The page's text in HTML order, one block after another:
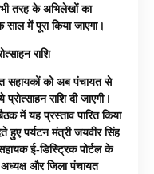
तरह के अभिलेखों का
में पूरा किया जाएगा।
राशि
सहायकों को अब पंचायत से
राशि दी जाएगी।
में यह प्रस्ताव पारित किया
हुए पर्यटन मंत्री जयवीर सिंह
ई-डिस्ट्रिक पोर्टल के
और जिला पंचायत